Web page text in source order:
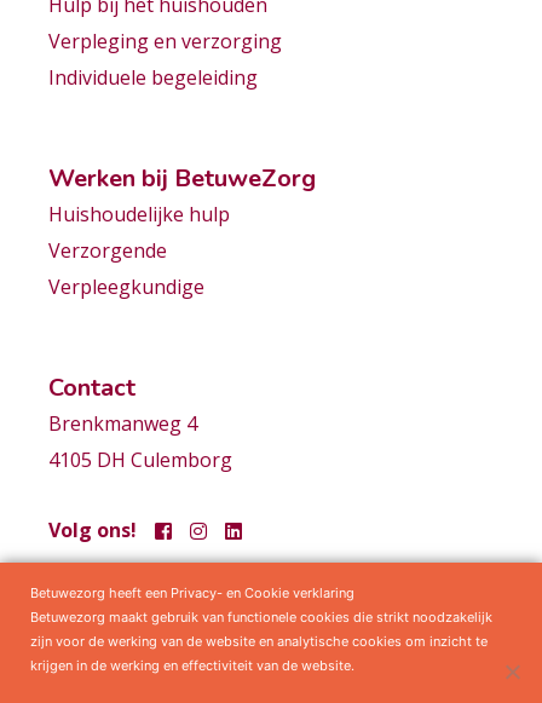
Verpleging en verzorging
Individuele begeleiding
Werken bij BetuweZorg
Huishoudelijke hulp
Verzorgende
Verpleegkundige
Contact
Brenkmanweg 4
4105 DH Culemborg
Volg ons!
Samenwerkingen Privacy statement Algemene voorwaarden
Betuwezorg heeft een Privacy- en Cookie verklaring
Betuwezorg maakt gebruik van functionele cookies die strikt noodzakelijk
zijn voor de werking van de website en analytische cookies om inzicht te
krijgen in de werking en effectiviteit van de website.